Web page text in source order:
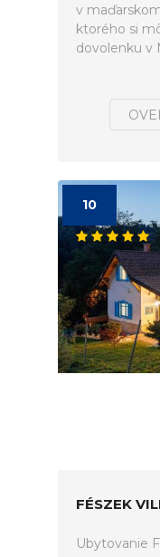
v
ktorého si
dovolenku v
10
FÉSZEK
Ubytovanie